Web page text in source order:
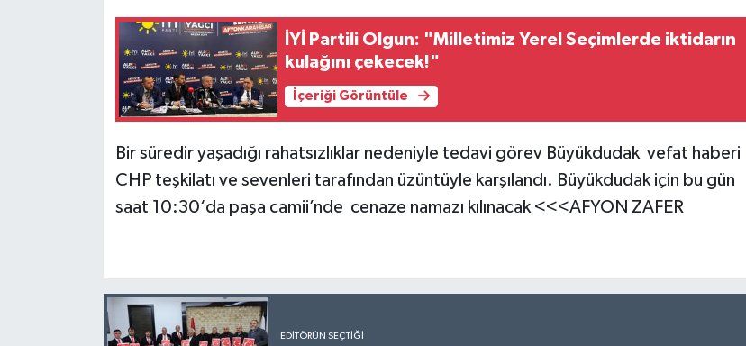
İYİ Partili Olgun: "Milletimiz Yerel Seçimlerde iktidarın
kulağını çekecek!"
İçeriği Görüntüle
Bir süredir yaşadığı rahatsızlıklar nedeniyle tedavi görev Büyükdudak vefat haberi
CHP teşkilatı ve sevenleri tarafından üzüntüyle karşılandı. Büyükdudak için bu gün
saat 10:30‘da paşa camii’nde cenaze namazı kılınacak <<<AFYON ZAFER
EDITÖRÜN SEÇTIĞI